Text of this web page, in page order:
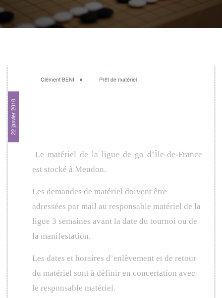
22 janvier 2010
Clément BENI Prêt de matériel
Le matériel de la ligue de go d’Île-de-France
est stocké à Meudon.
Les demandes de matériel doivent être
adressées par mail au responsable matériel de la
ligue 3 semaines avant la date du tournoi ou de
la manifestation.
Les dates et horaires d’enlèvement et de retour
du matériel sont à définir en concertation avec
le responsable matériel.